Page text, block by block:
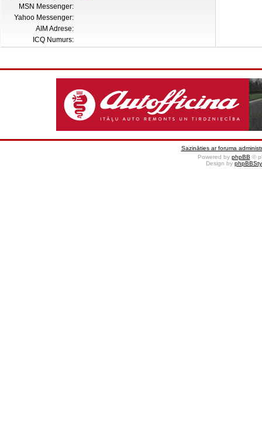
MSN Messenger:
Yahoo Messenger:
AIM Adrese:
ICQ Numurs:
Sazināties ar foruma
Powered by phpBB ©
Design by